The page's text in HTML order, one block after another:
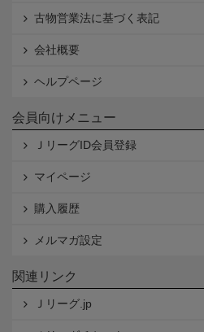
古物営業法に基づく表記
会社概要
ヘルプページ
会員向けメニュー
ＪリーグID会員登録
マイページ
購入履歴
メルマガ設定
関連リンク
Ｊリーグ.jp